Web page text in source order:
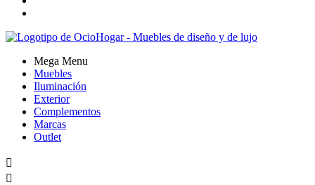
Mega Menu
Muebles
Iluminación
Exterior
Complementos
Marcas
Outlet

